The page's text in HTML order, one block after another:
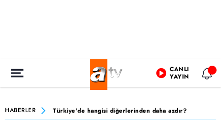
CANLI
YAYIN
HABERLER Türkiye'de hangisi diğerlerinden daha azdır?